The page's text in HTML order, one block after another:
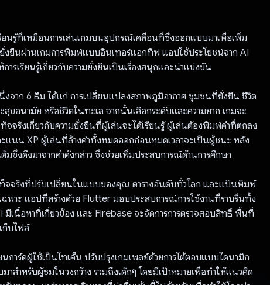
ยนรู้ที่เหมือนการเล่นเกมบนอุปกรณ์เคลื่อนที่ซึ่งออกแบบมาเพื่อเพิ่ม
งยืนผ่านเกมการพิมพ์แบบอินเทอร์แอกทีฟ แอปใช้ประโยชน์จาก AI
ารเรียนรู้เกี่ยวกับความยั่งยืนเป็นเรื่องสนุกและน่าแข่งขัน
งจาก 6 ธีม ได้แก่ การเปลี่ยนแปลงสภาพภูมิอากาศ ชุมชนที่ยั่งยืน ชีวิต
ขอนามัย หรือชีวิตในทะเล จากนั้นเลือกระดับและความยาก เกมจะ
จจริงเกี่ยวกับความยั่งยืนที่ผู้เล่นจะได้เรียนรู้ ผู้เล่นต้องพิมพ์คำที่ตกลง
แนน XP ผู้เล่นที่ล้างคำทั้งหมดออกก่อนหมดเวลาจะเป็นผู้ชนะ หลัง
ซึ่งดึงมาจากคำดังกล่าว ซึ่งช่วยเพิ่มประสบการณ์ด้านการศึกษา
ท็จจริงที่ปรับเปลี่ยนในแบบของคุณ ตารางอันดับทั่วโลก และแป้นพิมพ์
พาะ แอปที่สร้างด้วย Flutter มอบประสบการณ์การใช้งานที่ราบรื่นทั้ง
เนื้อหาที่เกี่ยวข้อง และ Firebase จะจัดการการตรวจสอบสิทธิ์ พื้นที่
ก็บไฟล์
การ์ดผู้ใช้เป็นโทเค็น ปรับปรุงเกมเพลย์ด้วยการโต้ตอบแบบไดนามิก
สำหรับผู้ชมในวงกว้าง รวมถึงเด็กๆ โดยมีเป้าหมายเพื่อทำให้แนวคิด